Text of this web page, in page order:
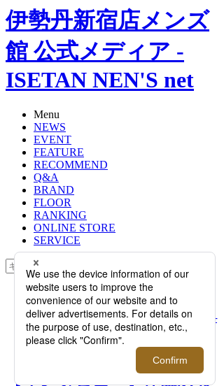
伊勢丹新宿店メンズ
館 公式メディア -
ISETAN NEN'S net
Menu
NEWS
EVENT
FEATURE
RECOMMEND
Q&A
BRAND
FLOOR
RANKING
ONLINE STORE
SERVICE
TOP
PHOTO
【インタビュー】体温ある機能服──
上出大輔が手がけるブランド＜
TEÄTORA/テアトラ＞とは。
【インタビュー】体温ある